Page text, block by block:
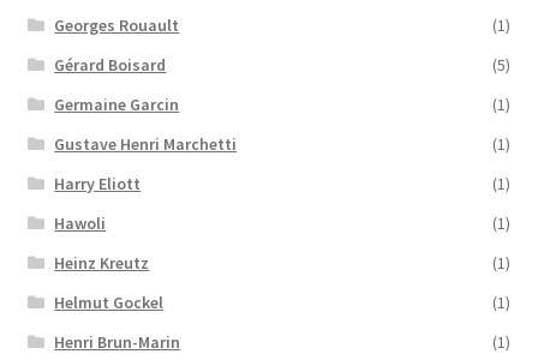
Georges Rouault
(1)
Gérard Boisard
(5)
Germaine Garcin
(1)
Gustave Henri Marchetti
(1)
Harry Eliott
(1)
Hawoli
(1)
Heinz Kreutz
(1)
Helmut Gockel
(1)
Henri Brun-Marin
(1)